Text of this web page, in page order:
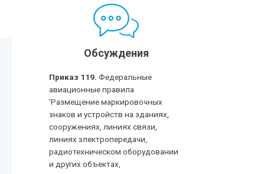
Обсуждения
Приказ 119. Федеральные
авиационные правила
'Размещение маркировочных
знаков и устройств на зданиях,
сооружениях, линиях связи,
линиях электропередачи,
радиотехническом оборудовании
и других объектах,